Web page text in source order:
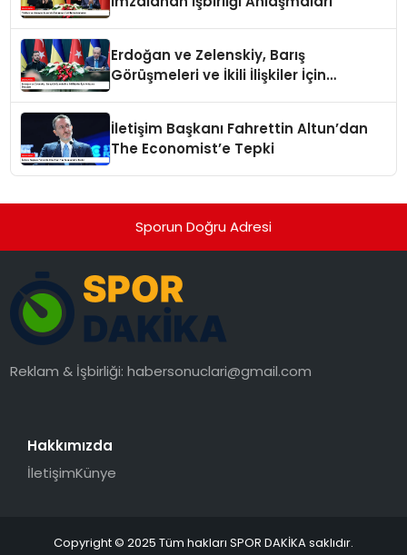
Erdoğan ve Zelenskiy, Barış
Görüşmeleri ve İkili İlişkiler İçin
İletişim Başkanı Fahrettin Altun’dan
The Economist’e Tepki
Sporun Doğru Adresi
Reklam & İşbirliği:habersonuclari@gmail.com
Hakkımızda
İletişimKünye
Copyright © 2025 Tüm hakları SPOR DAKİKA saklıdır.